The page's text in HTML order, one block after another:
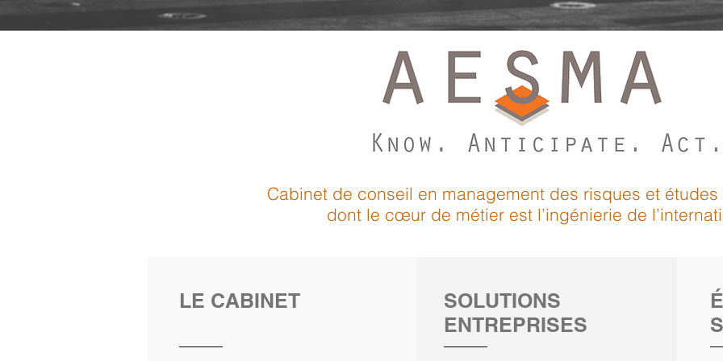
Cabinet de conseil en management des risques et
dont le cœur de métier est l’ingénierie de
LE CABINET
SOLUTIONS
ENTREPRISES